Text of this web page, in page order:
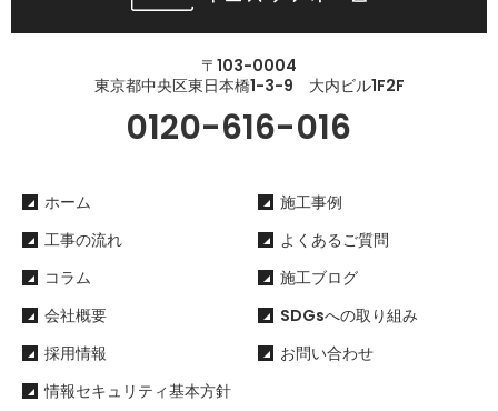
〒103-0004
東京都中央区東日本橋1-3-9 大内ビル1F2F
0120-616-016
ホーム
施工事例
工事の流れ
よくあるご質問
コラム
施工ブログ
会社概要
SDGsへの取り組み
採用情報
お問い合わせ
情報セキュリティ基本方針